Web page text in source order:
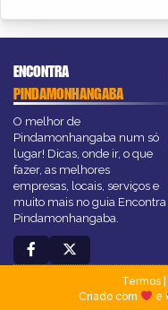
ENCONTRA
PINDAMONHANGABA
O melhor de
Pindamonhangaba num só
lugar! Dicas, onde ir, o que
fazer, as melhores
empresas, locais, serviços e
muito mais no guia Encontra
Pindamonhangaba.
Termos|
Criado com
e